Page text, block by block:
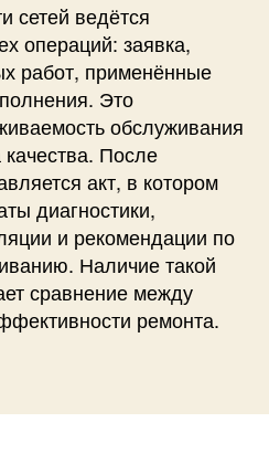
сетей ведётся
операций: заявка,
работ, применённые
Это
обслуживания
После
акт, в котором
диагностики,
и рекомендации по
Наличие такой
сравнение между
ремонта.